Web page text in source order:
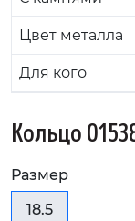
Цвет металла
Для кого
Кольцо
Размер
18.5